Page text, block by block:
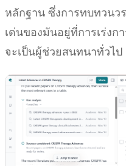
หลักฐาน ซึ่งการทบทวน
เด่นของมันอยู่ที่การเร่งก
จะเป็นผู้ช่วยสนทนาทั่วไป